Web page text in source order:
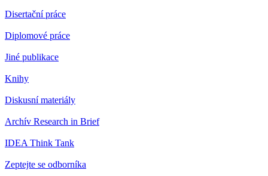
Disertační práce
Diplomové práce
Jiné publikace
Knihy
Diskusní materiály
Archív Research in Brief
IDEA Think Tank
Zeptejte se odborníka